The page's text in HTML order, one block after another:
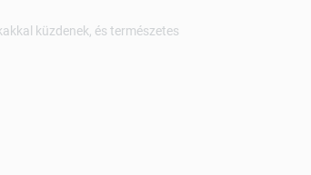
küzdenek, és természetes